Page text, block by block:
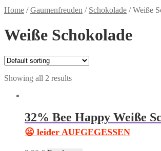
Home /Gaumenfreuden / Schokolade /Weiße
Weiße Schokolade
Showing all 2 results
32% Bee Happy Weiße
😦 leider AUFGEGESSEN